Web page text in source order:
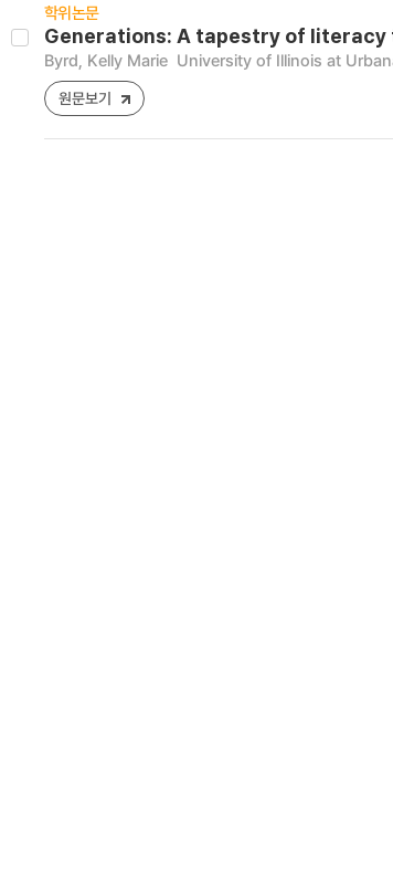
학위논문
Generations: A tapestry of
Byrd, Kelly Marie University of Illinois at
원문보기